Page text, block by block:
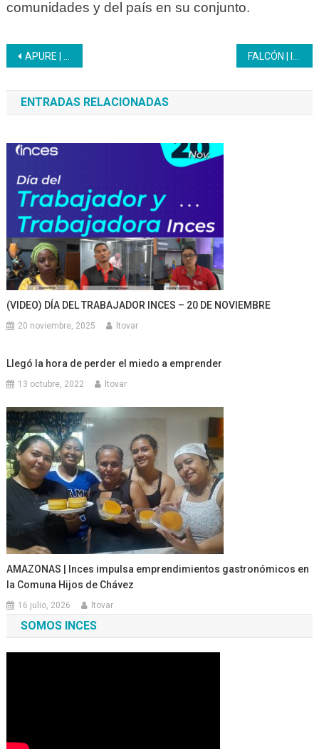
comunidades y del país en su conjunto.
Navegación
de
entradas
APURE | Mujeres del municipio Biruaca finalizaron formación del Inces
ENTRADAS RELACIONADAS
(VIDEO) DÍA DEL TRABAJADOR INCES – 20 DE NOVIEMBRE
20 noviembre, 2025 ltovar
Llegó la hora de perder el miedo a emprender
13 octubre, 2022 ltovar
AMAZONAS | Inces impulsa emprendimientos gastronómicos en
la Comuna Hijos de Chávez
16 julio, 2026 ltovar
SOMOS INCES